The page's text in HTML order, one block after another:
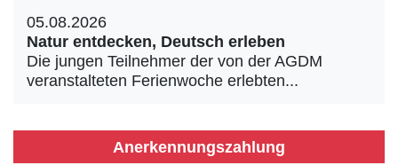
05.08.2026
Natur entdecken, Deutsch erleben
Die jungen Teilnehmer der von der AGDM
veranstalteten Ferienwoche erlebten...
Anerkennungszahlung